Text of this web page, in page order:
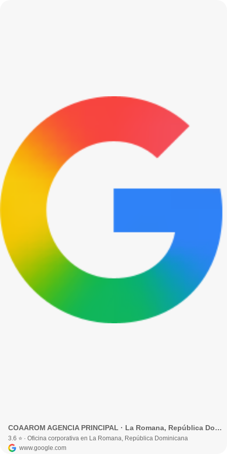
COAAROM AGENCIA PRINCIPAL · La Romana, República Dominicana
3.6 ⭐ · Oficina corporativa en La Romana, República Dominicana
www.google.com